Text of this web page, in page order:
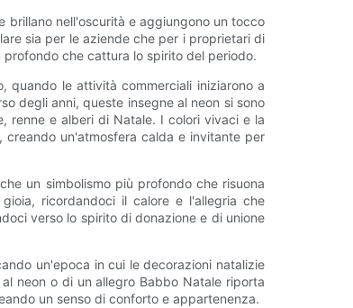
brillano nell'oscurità e aggiungono un tocco
sia per le aziende che per i proprietari di
che cattura lo spirito del periodo.
quando le attività commerciali iniziarono a
degli anni, queste insegne al neon si sono
renne e alberi di Natale. I colori vivaci e la
un'atmosfera calda e invitante per
un simbolismo più profondo che risuona
ricordandoci il calore e l'allegria che
verso lo spirito di donazione e di unione
un'epoca in cui le decorazioni natalizie
neon o di un allegro Babbo Natale riporta
un senso di conforto e appartenenza.